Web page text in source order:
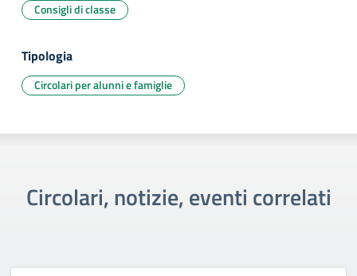
Consigli di classe
Tipologia
Circolari per alunni e famiglie
Circolari, notizie, eventi correlati